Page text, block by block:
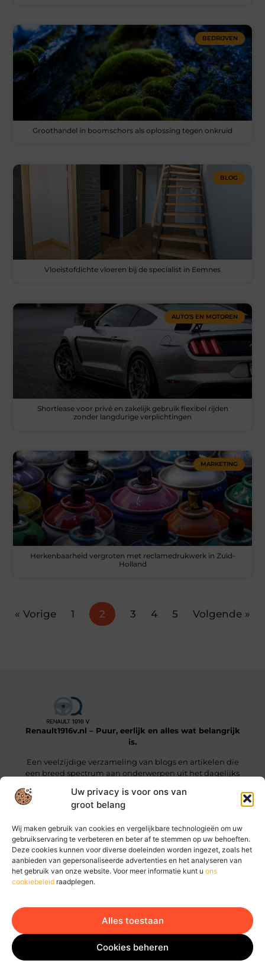
Uw privacy is voor ons van
groot belang
Wij maken gebruik van cookies en vergelijkbare technologieën om uw
gebruikservaring te verbeteren en beter af te stemmen op uw behoeften.
Deze cookies kunnen voor diverse doeleinden worden ingezet, zoals het
aanbieden van gepersonaliseerde advertenties en het analyseren van
het gebruik van onze website. Voor meer informatie kunt u ons
cookiebeleid raadplegen.
Alles toestaan
Cookies beheren
Ga Naar
BEDRIJVEN
Groothandel in boomschors als oplossing tegen onkruid
BLOG
Vloeistofdichte vloeren bij de specialist in Eemnes
AUTO’S EN MOTOREN
Shortlease voor privé en zakelijk gebruik flexibel rijden
zonder langdurige verplichtingen
MARKETING
Herkenbaarheid vergroten met reclamedrukwerk in Zuid-
Holland
« Vorige 1 2 3 4 5 Volgende »
Renault1916v.nl – Puur, eerlijk en alles wat belangrijk
is.
Een veelzijdige verzameling van blogs en artikelen die
een breed spectrum aan onderwerpen uit het dagelijks
Onze informatie
Bericht categorie
Website index
Cookiebeleid (EU)
@2025 www.renault1916v.nl. All Right Reserved.